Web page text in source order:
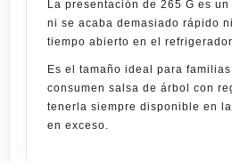
La presentación de 265 G es
ni se acaba demasiado rápido
tiempo abierto en el
Es el tamaño ideal para
consumen salsa de árbol con
tenerla siempre disponible en
en exceso.